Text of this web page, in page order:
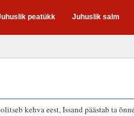
peatükk Juhuslik salm
kehva eest, Issand päästab ta